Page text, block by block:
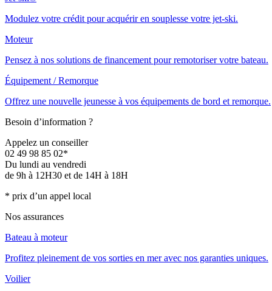
Modulez votre crédit pour acquérir en souplesse votre jet-ski.
Moteur
Pensez à nos solutions de financement pour remotoriser votre bateau.
Équipement / Remorque
Offrez une nouvelle jeunesse à vos équipements de bord et remorque.
Besoin d’information ?
Appelez un conseiller
02 49 98 85 02*
Du lundi au vendredi
de 9h à 12H30 et de 14H à 18H
* prix d’un appel local
Nos assurances
Bateau à moteur
Profitez pleinement de vos sorties en mer avec nos garanties uniques.
Voilier